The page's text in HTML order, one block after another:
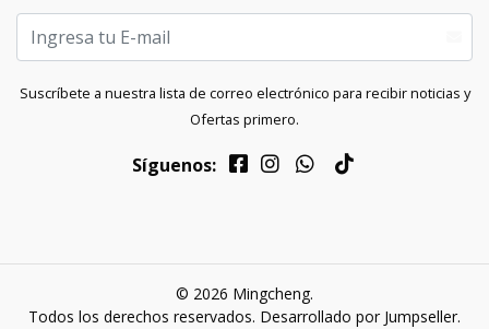
Suscríbete a nuestra lista de correo electrónico para recibir noticias y
Ofertas primero.
Síguenos:
© 2026 Mingcheng.
Todos los derechos reservados. Desarrollado por Jumpseller.